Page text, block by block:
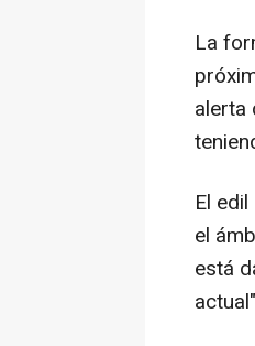
La
alerta
El
el
está